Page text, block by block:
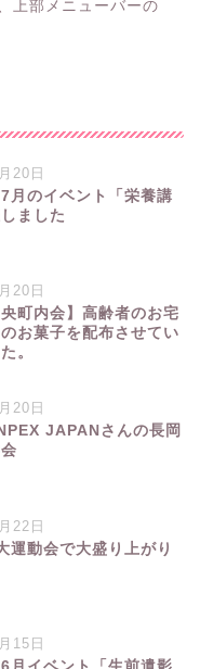
上部メニューバーの
20日
7月のイベント「栄養講
ました
20日
央町内会】高齢者のお宅
お菓子を配布させてい
。
20日
JAPANさんの長岡
22日
運動会で大盛り上がり
15日